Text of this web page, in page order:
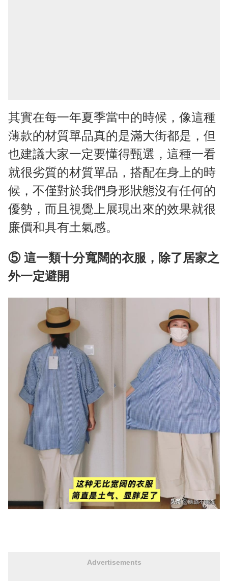
其實在每一年夏季當中的時候，像這種
薄款的材質單品真的是滿大街都是，但
也建議大家一定要懂得甄選，這種一看
就很劣質的材質單品，搭配在身上的時
候，不僅對於我們身形狀態沒有任何的
優勢，而且視覺上展現出來的效果就很
廉價和具有土氣感。
⑤ 這一類十分寬闊的衣服，除了居家之
外一定避開
Advertisements